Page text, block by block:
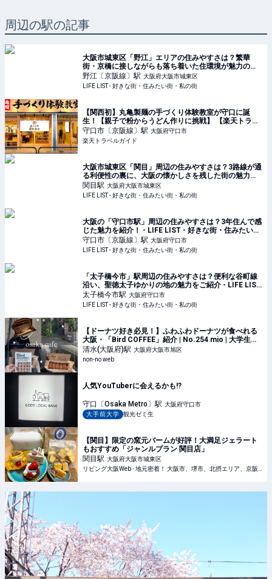
周辺の駅の記事
大阪市城東区「野江」エリアの住みやすさは？繁華
街・京橋に接しながらも落ち着いた住環境が魅力の街 -
LIFE LIST - 好きな街・住みたい街・私の街
野江〔京阪線〕駅 大阪府大阪市城東区
LIFE LIST - 好きな街・住みたい街・私の街
【関西初】丸亀製麺の手づくり体験教室が守口に誕
生！【親子で粉からうどん作りに挑戦】 【楽天トラベ
ル】
守口市〔京阪線〕駅 大阪府守口市
楽天トラベルガイド
大阪市城東区「関目」周辺の住みやすさは？3路線が通
る利便性の裏に、大阪の懐かしさを残した街の魅力を
ご紹介 - LIFE LIST - 好きな街・住みたい街・私の街
関目駅 大阪府大阪市城東区
LIFE LIST - 好きな街・住みたい街・私の街
大阪の「守口市駅」周辺の住みやすさは？3年住んで感
じた魅力を紹介！ - LIFE LIST - 好きな街・住みたい
街・私の街
守口市〔京阪線〕駅 大阪府守口市
LIFE LIST - 好きな街・住みたい街・私の街
「太子橋今市」駅周辺の住みやすさは？便利な谷町線
沿い、聖徳太子ゆかりの地の魅力をご紹介 - LIFE LIST
- 好きな街・住みたい街・私の街
太子橋今市駅 大阪府守口市
LIFE LIST - 好きな街・住みたい街・私の街
【ドーナツ好き必見！】ふわふわドーナツが食べれる
大阪・「Bird COFFEE」紹介 | No.254 mio | 大学生エ
ディターズ | non-no web
清水(大阪府)駅 大阪府大阪市旭区
non-no web
人気YouTuberに会えるかも!?
守口〔Osaka Metro〕駅 大阪府守口市
大手前大学
観光ゼミ生
【関目】限定の窯元バームが好評！大満足ジェラート
もおすすめ「ジャンルプラン 関目店」
関目駅 大阪府大阪市城東区